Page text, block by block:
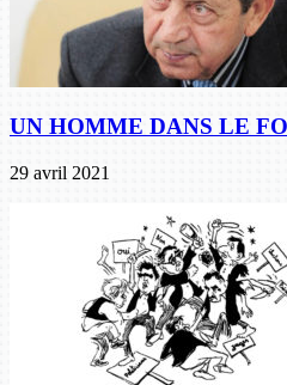
UN HOMME DANS LE
29 avril 2021